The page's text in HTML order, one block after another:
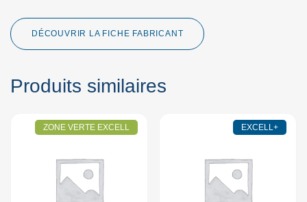
DÉCOUVRIR LA FICHE FABRICANT
Produits similaires
ZONE VERTE EXCELL EXCELL+